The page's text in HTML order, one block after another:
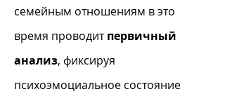
семейным отношениям в это
время проводитпервичный
анализ, фиксируя
психоэмоциальное состояние